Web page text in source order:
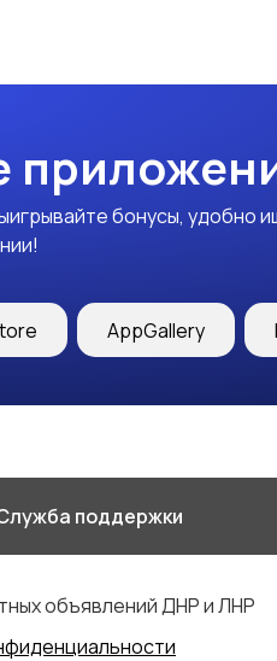
бонусы, удобно
AppGallery
поддержки
объявлений ДНР и ЛНР